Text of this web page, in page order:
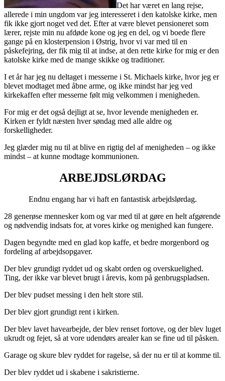
Det har været en lang rejse,
allerede i min ungdom var jeg interesseret i den katolske kirke, men
fik ikke gjort noget ved det. Efter at være blevet pensioneret som
lærer, rejste min nu afdøde kone og jeg en del, og vi boede flere
gange på en klosterpension i Østrig, hvor vi var med til en
påskefejring, der fik mig til at indse, at den rette kirke for mig er den
katolske kirke med de mange skikke og traditioner.
I et år har jeg nu deltaget i messerne i St. Michaels kirke, hvor jeg er
blevet modtaget med åbne arme, og ikke mindst har jeg ved
kirkekaffen efter messerne følt mig velkommen i menigheden.
For mig er det også dejligt at se, hvor levende menigheden er.
Kirken er fyldt næsten hver søndag med alle aldre og
forskelligheder.
Jeg glæder mig nu til at blive en rigtig del af menigheden – og ikke
mindst – at kunne modtage kommunionen.
ARBEJDSLØRDAG
Endnu engang har vi haft en fantastisk arbejdslørdag.
28 generøse mennesker kom og var med til at gøre en helt afgørende
og nødvendig indsats for, at vores kirke og menighed kan fungere.
Dagen begyndte med en glad kop kaffe, et bedre morgenbord og
fordeling af arbejdsopgaver.
Der blev grundigt ryddet ud og skabt orden og overskuelighed.
Ting, der ikke var blevet brugt i årevis, kom på genbrugspladsen.
Der blev pudset messing i den helt store stil.
Der blev gjort grundigt rent i kirken.
Der blev lavet havearbejde, der blev renset fortove, og der blev luget
ukrudt og fejet, så at vore udendørs arealer kan se fine ud til påsken.
Garage og skure blev ryddet for ragelse, så der nu er til at komme til.
Der blev ryddet ud i skabene i sakristierne.